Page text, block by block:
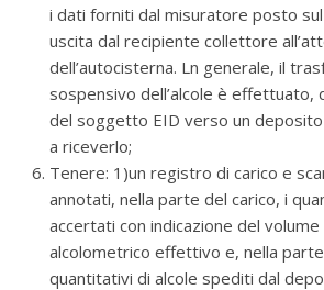
i dati forniti dal misuratore posto sul
uscita dal recipiente collettore
dell’autocisterna. Ln generale, il
sospensivo dell’alcole è effettuato,
del soggetto EID verso un
a riceverlo;
Tenere: 1)un registro di carico e
annotati, nella parte del carico, i
accertati con indicazione del
alcolometrico effettivo e, nella
quantitativi di alcole spediti dal